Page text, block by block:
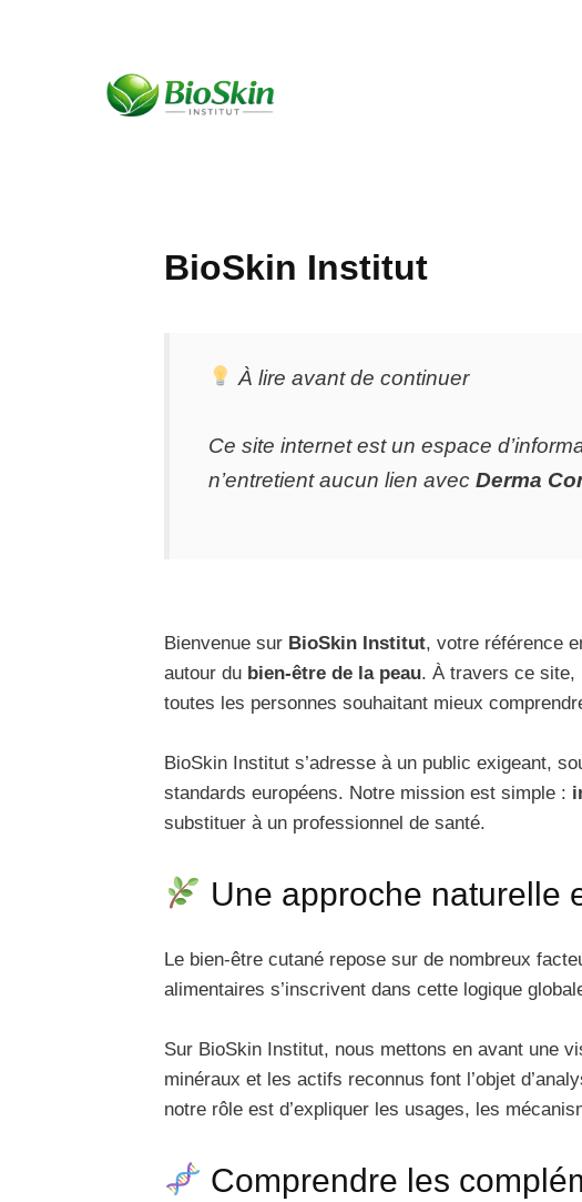
BioSkin Institut
À lire avant de continuer
Ce site internet est un espace
n’entretient aucun lien avec Derma
Bienvenue sur BioSkin Institut, votre référence
autour du bien‑être de la peau. À travers ce site,
toutes les personnes souhaitant mieux
BioSkin Institut s’adresse à un public exigeant,
standards européens. Notre mission est simple :
substituer à un professionnel de santé.
Une approche naturelle
Le bien‑être cutané repose sur de nombreux
alimentaires s’inscrivent dans cette logique
Sur BioSkin Institut, nous mettons en avant une
minéraux et les actifs reconnus font l’objet
notre rôle est d’expliquer les usages, les
Comprendre les